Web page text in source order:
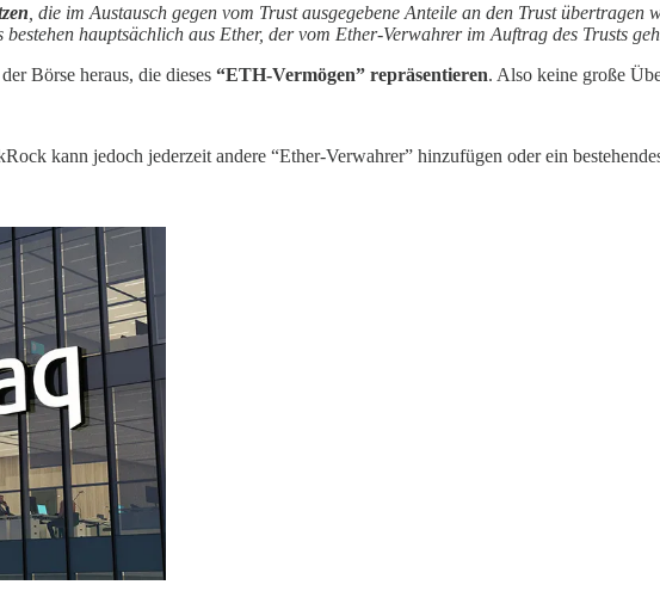
, die im Austausch gegen vom Trust ausgegebene Anteile an den Trust übertragen
bestehen hauptsächlich aus Ether, der vom Ether-Verwahrer im Auftrag des Trusts
Börse heraus, die dieses “ETH-Vermögen” repräsentieren. Also keine große
kann jedoch jederzeit andere “Ether-Verwahrer” hinzufügen oder ein